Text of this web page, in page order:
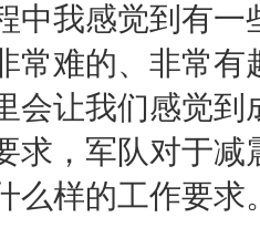
中我感觉到有
常难的、非常
会让我们感觉
求，军队对于
么样的工作要